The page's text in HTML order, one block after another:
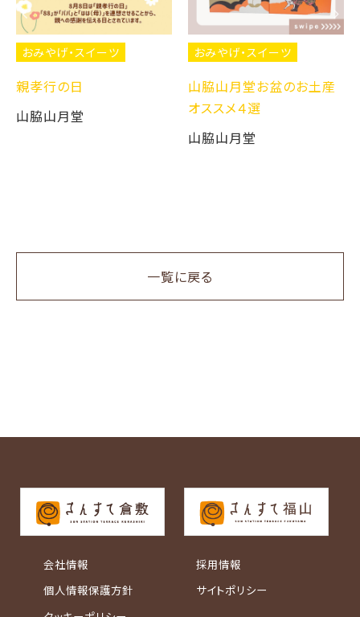
おみやげ・スイーツ
親孝行の日
山脇山月堂
おみやげ・スイーツ
山脇山月堂お盆のお土産
オススメ４選
山脇山月堂
一覧に戻る
会社情報
個人情報保護方針
採用情報
サイトポリシー